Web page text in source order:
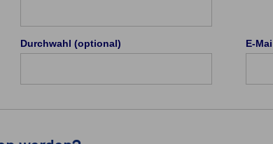
Durchwahl (optional) E-